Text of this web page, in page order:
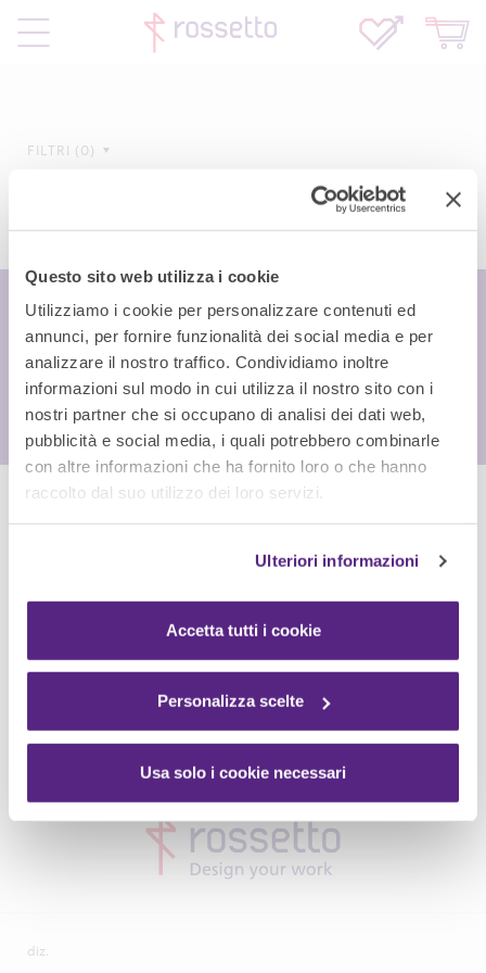
Questo sito web utilizza i cookie
Utilizziamo i cookie per personalizzare contenuti ed
annunci, per fornire funzionalità dei social media e per
analizzare il nostro traffico. Condividiamo inoltre
informazioni sul modo in cui utilizza il nostro sito con i
nostri partner che si occupano di analisi dei dati web,
pubblicità e social media, i quali potrebbero combinarle
con altre informazioni che ha fornito loro o che hanno
raccolto dal suo utilizzo dei loro servizi.
Ulteriori informazioni
Accetta tutti i cookie
Personalizza scelte
Usa solo i cookie necessari
FILTRI 0
diz.